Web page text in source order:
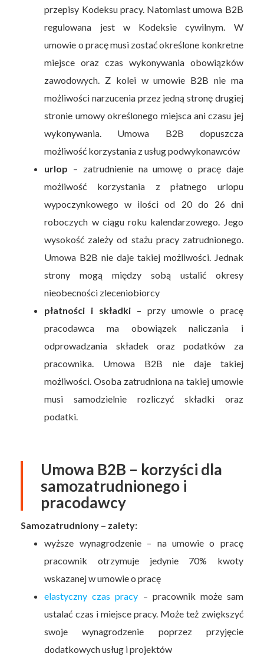
przepisy Kodeksu pracy. Natomiast umowa B2B
regulowana jest w Kodeksie cywilnym. W
umowie o pracę musi zostać określone konkretne
miejsce oraz czas wykonywania obowiązków
zawodowych. Z kolei w umowie B2B nie ma
możliwości narzucenia przez jedną stronę drugiej
stronie umowy określonego miejsca ani czasu jej
wykonywania. Umowa B2B dopuszcza
możliwość korzystania z usług podwykonawców
urlop – zatrudnienie na umowę o pracę daje
możliwość korzystania z płatnego urlopu
wypoczynkowego w ilości od 20 do 26 dni
roboczych w ciągu roku kalendarzowego. Jego
wysokość zależy od stażu pracy zatrudnionego.
Umowa B2B nie daje takiej możliwości. Jednak
strony mogą między sobą ustalić okresy
nieobecności zleceniobiorcy
płatności i składki – przy umowie o pracę
pracodawca ma obowiązek naliczania i
odprowadzania składek oraz podatków za
pracownika. Umowa B2B nie daje takiej
możliwości. Osoba zatrudniona na takiej umowie
musi samodzielnie rozliczyć składki oraz
podatki.
Umowa B2B – korzyści dla
samozatrudnionego i
pracodawcy
Samozatrudniony – zalety:
wyższe wynagrodzenie – na umowie o pracę
pracownik otrzymuje jedynie 70% kwoty
wskazanej w umowie o pracę
elastyczny czas pracy – pracownik może sam
ustalać czas i miejsce pracy. Może też zwiększyć
swoje wynagrodzenie poprzez przyjęcie
dodatkowych usług i projektów